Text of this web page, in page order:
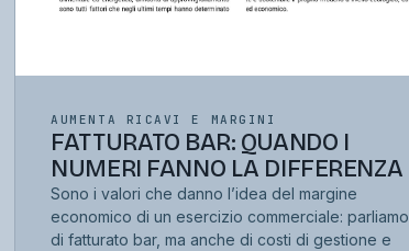
AUMENTA RICAVI E MARGINI
FATTURATO BAR: QUANDO I
NUMERI FANNO LA DIFFERENZA
Sono i valori che danno l’idea del margine
economico di un esercizio commerciale: parliamo
di fatturato bar, ma anche di costi di gestione e